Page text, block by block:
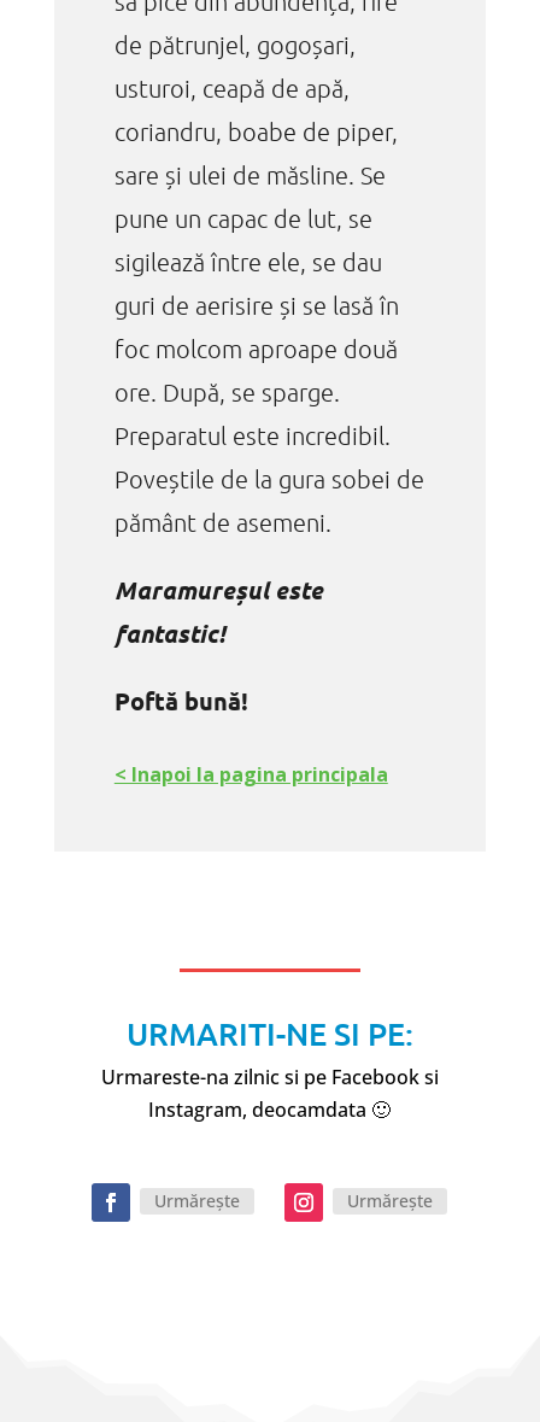
de pătrunjel, gogoșari,
usturoi, ceapă de apă,
coriandru, boabe de piper,
sare și ulei de măsline. Se
pune un capac de lut, se
sigilează între ele, se dau
guri de aerisire și se lasă în
foc molcom aproape două
ore. După, se sparge.
Preparatul este incredibil.
Poveștile de la gura sobei de
pământ de asemeni.
Maramureșul este
fantastic!
Poftă bună!
< Inapoi la pagina principala
URMARITI-NE SI PE:
Urmareste-na zilnic si pe Facebook si
Instagram, deocamdata 🙂
Urmărește Urmărește